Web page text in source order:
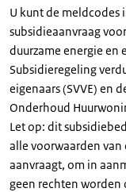
U kunt de meldcodes
subsidieaanvraag
duurzame energie en
Subsidieregeling
eigenaars (SVVE) en
Onderhoud
Let op: dit
alle voorwaarden van
aanvraagt, om in
geen rechten worden